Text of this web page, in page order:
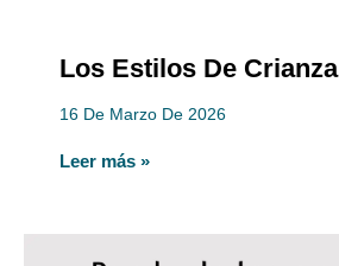
Los Estilos De Crianza
16 De Marzo De 2026
Leer más »